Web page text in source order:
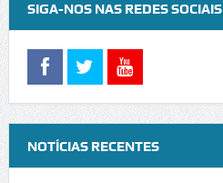
SIGA-NOS NAS REDES SOCIAIS
NOTÍCIAS RECENTES